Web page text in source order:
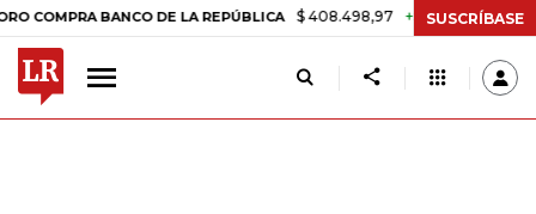
BANCO DE LA REPÚBLICA $ 408.498,97 +$ 8.753,81 +2,19%
SUSCRÍBASE